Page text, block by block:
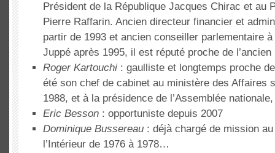
Président de la République Jacques Chirac et au
Pierre Raffarin. Ancien directeur financier et
partir de 1993 et ancien conseiller parlementaire à
Juppé après 1995, il est réputé proche de
Roger Kartouchi : gaulliste et longtemps proche
été son chef de cabinet au ministère des Affaires
1988, et à la présidence de l’Assemblée
Eric Besson : opportuniste depuis 2007
Dominique Bussereau : déjà chargé de mission
l’Intérieur de 1976 à 1978…